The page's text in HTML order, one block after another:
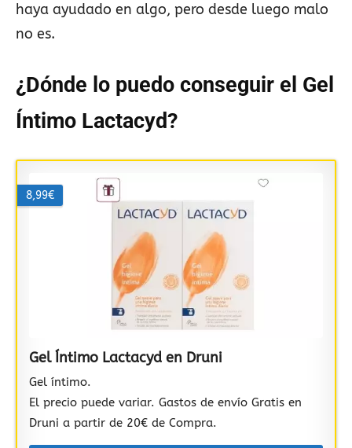
haya ayudado en algo, pero desde luego malo
no es.
¿Dónde lo puedo conseguir el Gel
Íntimo Lactacyd?
8,99€
Gel Íntimo Lactacyd en Druni
Gel íntimo.
El precio puede variar. Gastos de envío Gratis en
Druni a partir de 20€ de Compra.